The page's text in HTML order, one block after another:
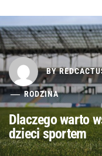
BY
RODZINA
Dlaczego warto
dzieci sportem